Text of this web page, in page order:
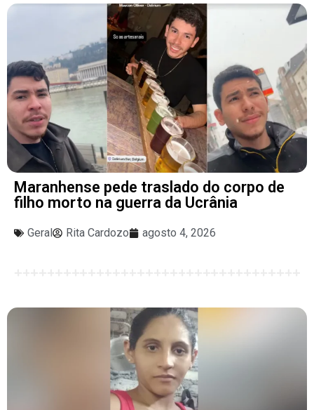
Maranhense pede traslado do corpo de
filho morto na guerra da Ucrânia
Geral Rita Cardozo agosto 4, 2026